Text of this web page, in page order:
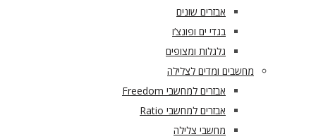
אבזרים שונים
בגדי ים ופונצ’ו
גלגלות ומצופים
מחשבים ומדים לצלילה
אבזרים למחשבי Freedom
אבזרים למחשבי Ratio
מחשבי צלילה